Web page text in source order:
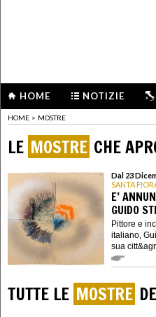
HOME NOTIZIE
HOME > MOSTRE
LE MOSTRE CHE
Dal 23
SANTA
E’
GUIDO
Pittore e
italiano,
sua
TUTTE LE MOSTRE